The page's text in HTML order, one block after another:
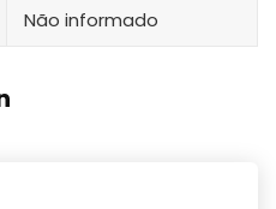
Não informado